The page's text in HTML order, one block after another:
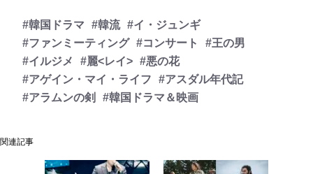
#韓国ドラマ #韓流 #イ・ジュンギ
#ファンミーティング #コンサート
#王の男
#イルジメ
#麗<レイ> #悪の花
#アゲイン・マイ・ライフ
#アスダル年代記
#アラムンの剣
#韓国ドラマ＆映画
関連記事